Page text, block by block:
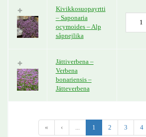
« ‹ 1 2 3 4
Kivikkosuopayrtti
– Saponaria
ocymoides – Alp
såpnejlika
Jättiverbena –
Verbena
bonariensis –
Jätteverbena